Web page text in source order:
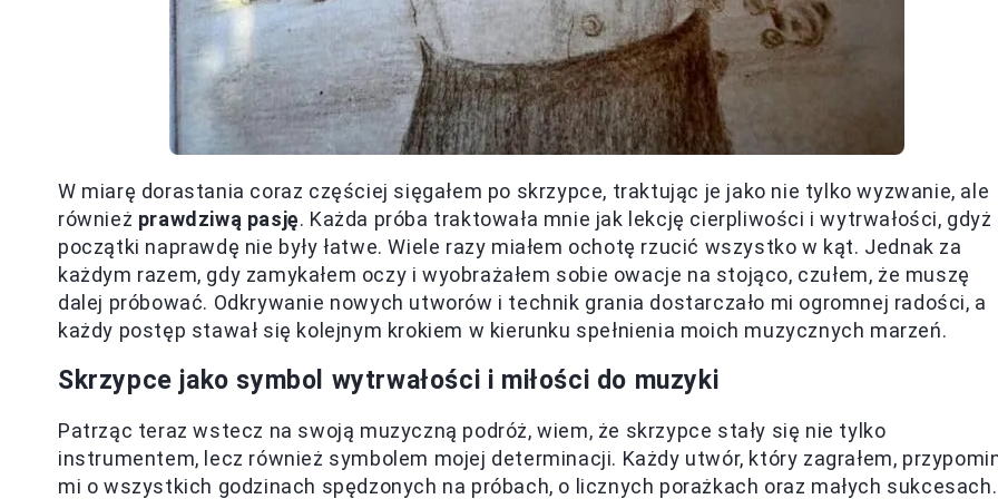
W miarę dorastania coraz częściej sięgałem po skrzypce, traktując je jako nie tylko wyzwanie, ale
również prawdziwą pasję. Każda próba traktowała mnie jak lekcję cierpliwości i wytrwałości, gdyż
początki naprawdę nie były łatwe. Wiele razy miałem ochotę rzucić wszystko w kąt. Jednak za
każdym razem, gdy zamykałem oczy i wyobrażałem sobie owacje na stojąco, czułem, że muszę
dalej próbować. Odkrywanie nowych utworów i technik grania dostarczało mi ogromnej radości, a
każdy postęp stawał się kolejnym krokiem w kierunku spełnienia moich muzycznych marzeń.
Skrzypce jako symbol wytrwałości i miłości do muzyki
Patrząc teraz wstecz na swoją muzyczną podróż, wiem, że skrzypce stały się nie tylko
instrumentem, lecz również symbolem mojej determinacji. Każdy utwór, który zagrałem,
mi o wszystkich godzinach spędzonych na próbach, o licznych porażkach oraz małych sukcesach.